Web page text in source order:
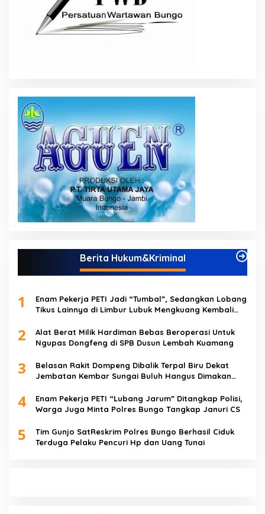
Berita Hukum&Kriminal
1
Enam Pekerja PETI Jadi “Tumbal”, Sedangkan Lobang
Tikus Lainnya di Limbur Lubuk Mengkuang Kembali
2
Alat Berat Milik Hardiman Bebas Beroperasi Untuk
Ngupas Dongfeng di SPB Dusun Lembah Kuamang
3
Belasan Rakit Dompeng Dibalik Terpal Biru Dekat
Jembatan Kembar Sungai Buluh Hangus Dimakan
4
Enam Pekerja PETI “Lubang Jarum” Ditangkap Polisi,
Warga Juga Minta Polres Bungo Tangkap Januri CS
5
Tim Gunjo SatReskrim Polres Bungo Berhasil Ciduk
Terduga Pelaku Pencuri Hp dan Uang Tunai